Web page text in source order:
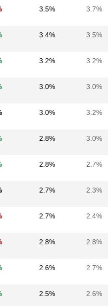
3.5% 3.7%
3.4% 3.5%
3.2% 3.2%
3.0% 3.0%
3.0% 3.2%
2.8% 3.0%
2.8% 2.7%
2.7% 2.3%
2.7% 2.4%
2.8% 2.8%
2.6% 2.7%
2.5% 2.6%